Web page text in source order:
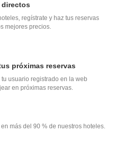
directos
regístrate y haz tus reservas
mejores precios.
próximas reservas
usuario registrado en la web
en próximas reservas.
más del 90 % de nuestros hoteles.